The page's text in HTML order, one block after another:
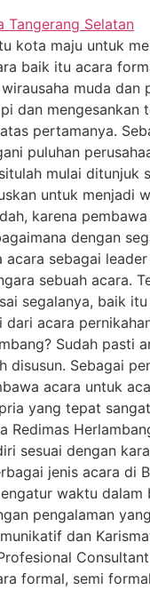
kota maju untuk
baik itu acara
muda
dan
pertamanya.
puluhan
mulai ditunjuk
untuk menjadi
karena
dengan
sebagai
sebuah acara.
segalanya, baik
acara
Sudah pasti
disusun. Sebagai
acara untuk
yang tepat
Redimas
sesuai dengan
jenis acara di
waktu
pengalaman
dan
formal, semi